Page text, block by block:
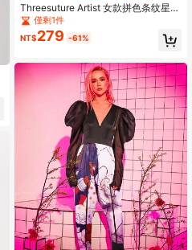
Threesuture Artist 女款拼色条纹星星
图案破洞毛衣，秋季，适合秋冬季、
假日、度假、节日
僅剩1件
NT$279 -61%